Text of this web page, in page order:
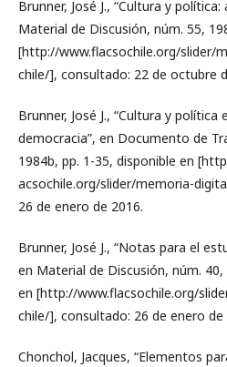
Brunner, José J., “Cultura y
Material de Discusión, núm. 55,
[http://www.flacsochile.org/slider/
chile/], consultado: 22 de octubre
Brunner, José J., “Cultura y política
democracia”, en Documento de
1984b, pp. 1-35, disponible en
acsochile.org/slider/memoria-
26 de enero de 2016.
Brunner, José J., “Notas para el
en Material de Discusión, núm.
en [http://www.flacsochile.org/
chile/], consultado: 26 de enero de
Chonchol, Jacques, “Elementos